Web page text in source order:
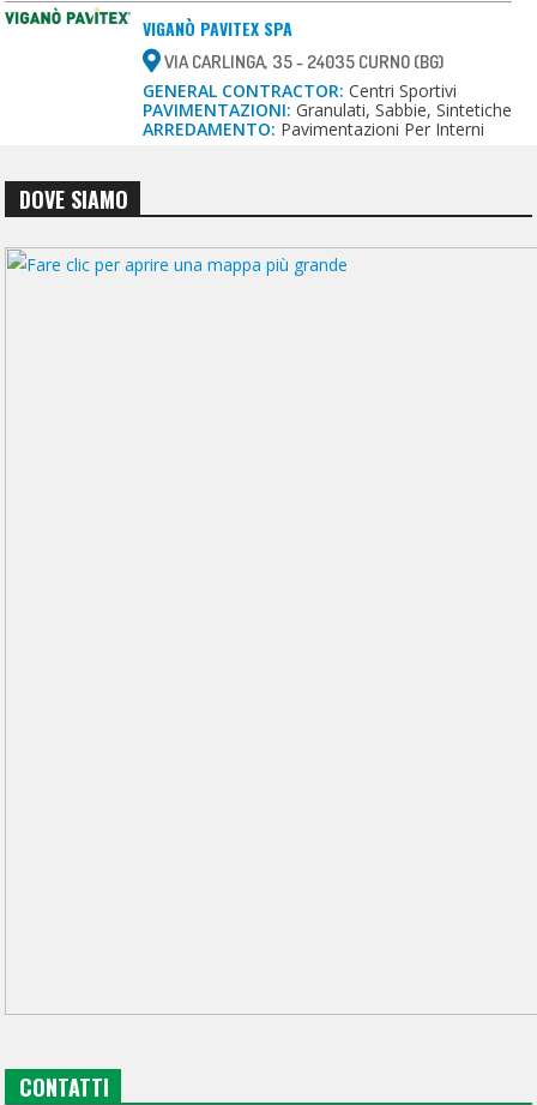
VIGANÒ PAVITEX SPA
VIA CARLINGA, 35 - 24035 CURNO (BG)
GENERAL CONTRACTOR: Centri Sportivi
PAVIMENTAZIONI: Granulati, Sabbie, Sintetiche
ARREDAMENTO: Pavimentazioni Per Interni
DOVE SIAMO
CONTATTI